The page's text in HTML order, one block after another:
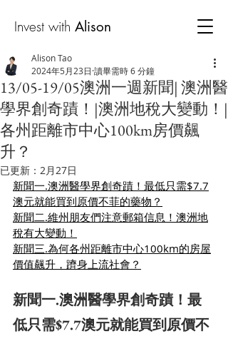
Invest with Alison
13/05-19/05澳洲一週新聞| 澳洲醫
學界創奇蹟！|澳洲地稅大變動！|
各州距離市中心100km房價飆
升？
Alison Tao
2024年5月23日 讀畢需時 6 分鐘
已更新： 2月27日
新聞一.澳洲醫學界創奇蹟！最低只需$7.7
澳元就能買到原價不菲的藥物？
新聞二.維州朋友們注意郵箱信息！澳洲地
稅有大變動！
新聞三.為何各州距離市中心100km的房屋
價值飆升，躋身上流社會？
新聞一.澳洲醫學界創奇蹟！最
低只需$7.7澳元就能買到原價不